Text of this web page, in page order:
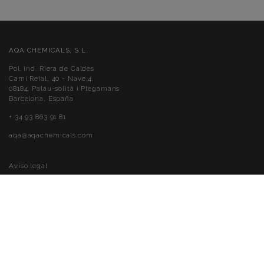
AQA CHEMICALS, S.L.
Pol. Ind. Riera de Caldes
Camí Reial, 40 - Nave,4.
08184. Palau-solità i Plegamans
Barcelona, España
+ 34 93 863 91 81
aqa@aqachemicals.com
Aviso legal